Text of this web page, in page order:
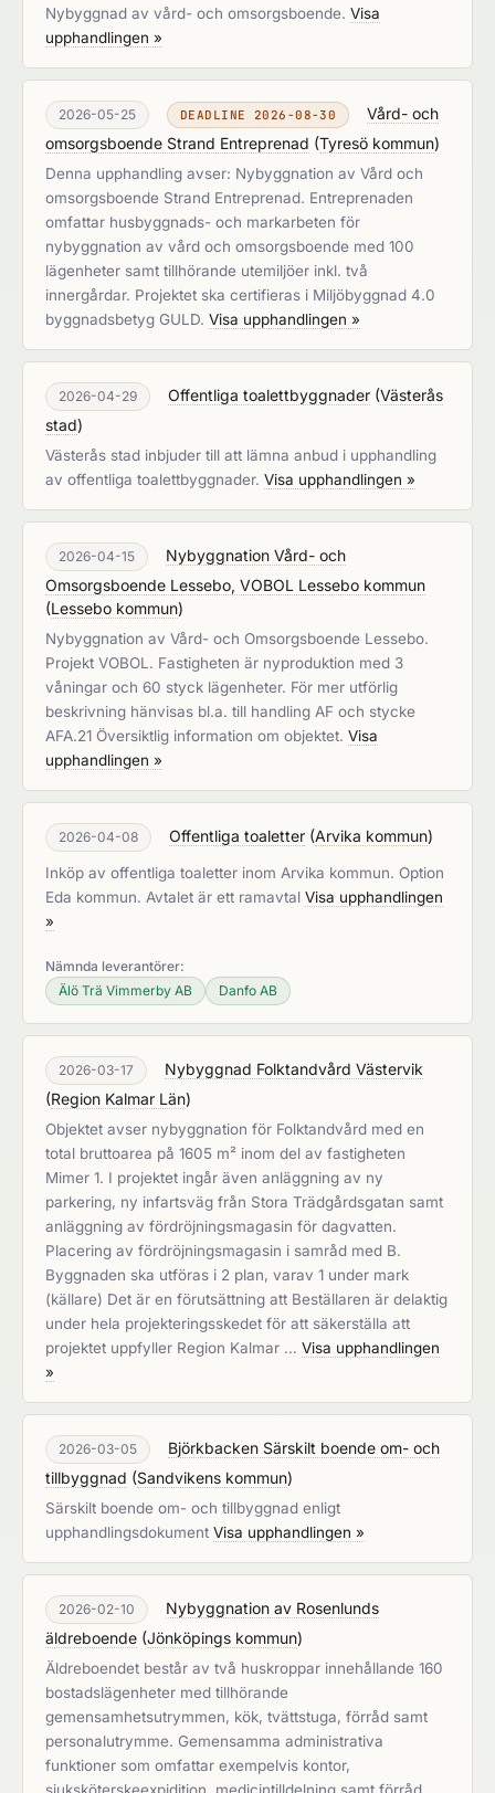
Nybyggnad av vård- och omsorgsboende. Visa
upphandlingen »
2026-05-25 DEADLINE 2026-08-30
Vård- och
omsorgsboende Strand Entreprenad (Tyresö kommun)
Denna upphandling avser: Nybyggnation av Vård och
omsorgsboende Strand Entreprenad. Entreprenaden
omfattar husbyggnads- och markarbeten för
nybyggnation av vård och omsorgsboende med 100
lägenheter samt tillhörande utemiljöer inkl. två
innergårdar. Projektet ska certifieras i Miljöbyggnad 4.0
byggnadsbetyg GULD. Visa upphandlingen »
2026-04-29 Offentliga toalettbyggnader (Västerås
stad)
Västerås stad inbjuder till att lämna anbud i upphandling
av offentliga toalettbyggnader. Visa upphandlingen »
2026-04-15
Nybyggnation Vård- och
Omsorgsboende Lessebo, VOBOL Lessebo kommun
(Lessebo kommun)
Nybyggnation av Vård- och Omsorgsboende Lessebo.
Projekt VOBOL. Fastigheten är nyproduktion med 3
våningar och 60 styck lägenheter. För mer utförlig
beskrivning hänvisas bl.a. till handling AF och stycke
AFA.21 Översiktlig information om objektet. Visa
upphandlingen »
2026-04-08 Offentliga toaletter (Arvika kommun)
Inköp av offentliga toaletter inom Arvika kommun. Option
Eda kommun. Avtalet är ett ramavtal Visa upphandlingen
»
Nämnda leverantörer:
Älö Trä Vimmerby AB
Danfo AB
2026-03-17
Nybyggnad Folktandvård Västervik
(Region Kalmar Län)
Objektet avser nybyggnation för Folktandvård med en
total bruttoarea på 1605 m² inom del av fastigheten
Mimer 1. I projektet ingår även anläggning av ny
parkering, ny infartsväg från Stora Trädgårdsgatan samt
anläggning av fördröjningsmagasin för dagvatten.
Placering av fördröjningsmagasin i samråd med B.
Byggnaden ska utföras i 2 plan, varav 1 under mark
(källare) Det är en förutsättning att Beställaren är delaktig
under hela projekteringsskedet för att säkerställa att
projektet uppfyller Region Kalmar … Visa upphandlingen
»
2026-03-05
Björkbacken Särskilt boende om- och
tillbyggnad (Sandvikens kommun)
Särskilt boende om- och tillbyggnad enligt
upphandlingsdokument Visa upphandlingen »
2026-02-10
Nybyggnation av Rosenlunds
äldreboende (Jönköpings kommun)
Äldreboendet består av två huskroppar innehållande 160
bostadslägenheter med tillhörande
gemensamhetsutrymmen, kök, tvättstuga, förråd samt
personalutrymme. Gemensamma administrativa
funktioner som omfattar exempelvis kontor,